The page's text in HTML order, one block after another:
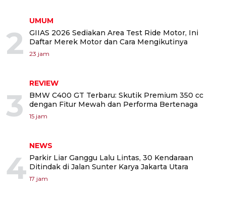
2
UMUM
GIIAS 2026 Sediakan Area Test Ride Motor, Ini
Daftar Merek Motor dan Cara Mengikutinya
23 jam
3
REVIEW
BMW C400 GT Terbaru: Skutik Premium 350 cc
dengan Fitur Mewah dan Performa Bertenaga
15 jam
4
NEWS
Parkir Liar Ganggu Lalu Lintas, 30 Kendaraan
Ditindak di Jalan Sunter Karya Jakarta Utara
17 jam